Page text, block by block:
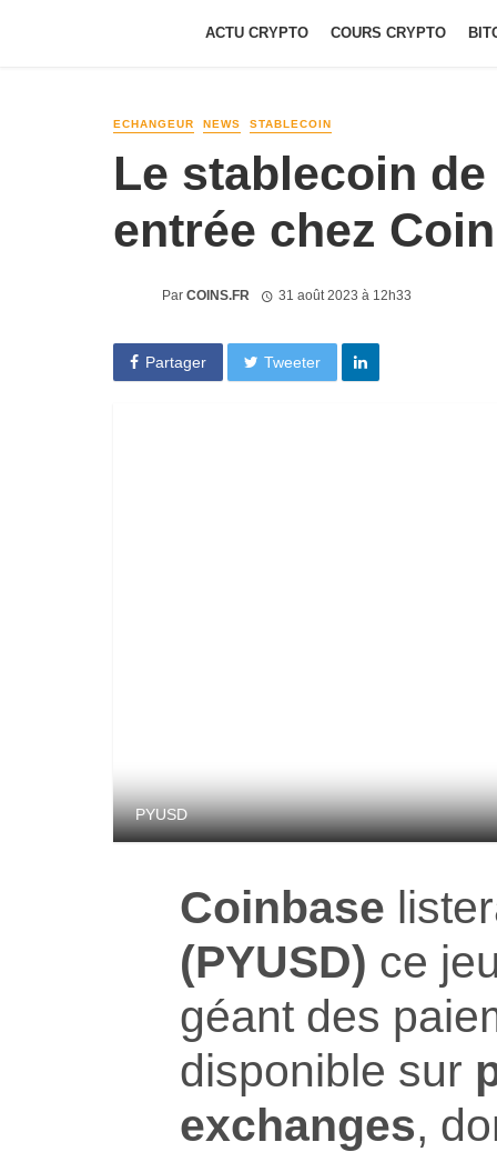
ACTU CRYPTO COURS CRYPTO
ECHANGEUR NEWS STABLECOIN
Le stablecoin
entrée chez
Par COINS.FR 31 août 2023 à 12h33
Partager Tweeter
PYUSD
Coinbase
(PYUSD) ce
géant des
disponible sur
exchanges,